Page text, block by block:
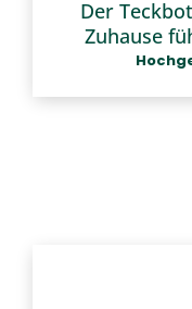
Der
Zuhause